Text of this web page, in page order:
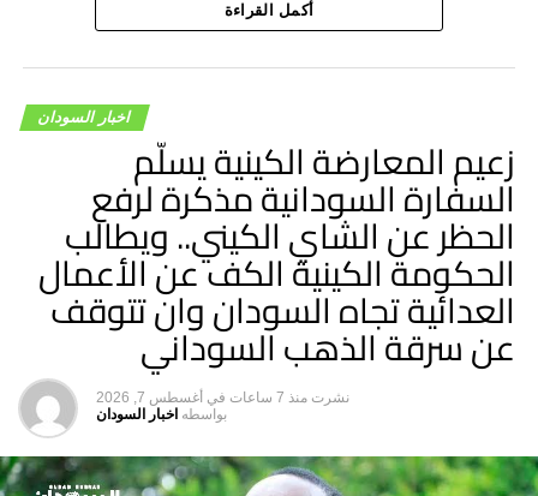
أكمل القراءة
اخبار السودان
زعيم المعارضة الكينية يسلّم
السفارة السودانية مذكرة لرفع
الحظر عن الشاي الكيني.. ويطالب
الحكومة الكينية الكف عن الأعمال
العدائية تجاه السودان وان تتوقف
عن سرقة الذهب السوداني
نشرت منذ 7 ساعات في أغسطس 7, 2026
بواسطه اخبار السودان